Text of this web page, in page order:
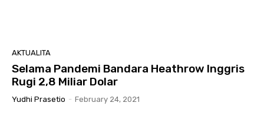
AKTUALITA
Selama Pandemi Bandara Heathrow Inggris
Rugi 2,8 Miliar Dolar
Yudhi Prasetio - February 24, 2021